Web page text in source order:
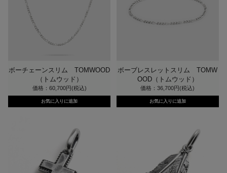
ボーチェーンスリム TOMWOOD
（トムウッド）
価格：60,700円(税込)
ボーブレスレットスリム TOMW
OOD（トムウッド）
価格：36,700円(税込)